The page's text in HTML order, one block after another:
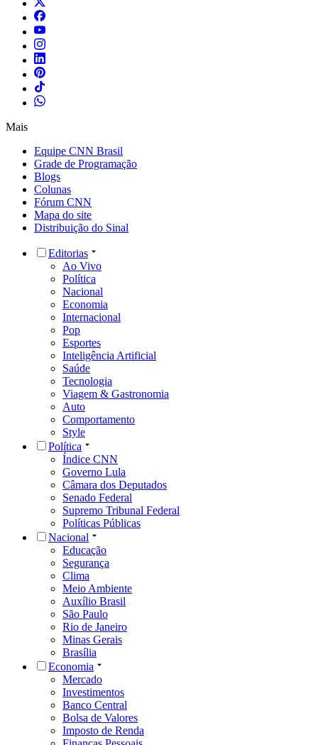
Mais
Equipe CNN Brasil
Grade de Programação
Blogs
Colunas
Fórum CNN
Mapa do site
Distribuição do Sinal
Editorias
Ao Vivo
Política
Nacional
Economia
Internacional
Pop
Esportes
Inteligência Artificial
Saúde
Tecnologia
Viagem & Gastronomia
Auto
Comportamento
Style
Política
Índice CNN
Governo Lula
Câmara dos Deputados
Senado Federal
Supremo Tribunal Federal
Políticas Públicas
Nacional
Educação
Segurança
Clima
Meio Ambiente
Auxílio Brasil
São Paulo
Rio de Janeiro
Minas Gerais
Brasília
Economia
Mercado
Investimentos
Banco Central
Bolsa de Valores
Imposto de Renda